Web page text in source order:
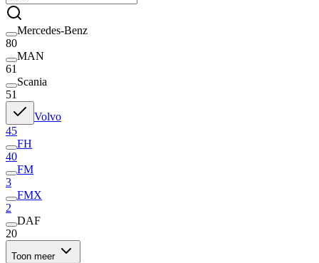
Mercedes-Benz
80
MAN
61
Scania
51
Volvo
45
FH
40
FM
3
FMX
2
DAF
20
Toon meer